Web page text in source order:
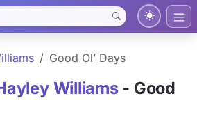
Good Ol’ Days
Williams- Good